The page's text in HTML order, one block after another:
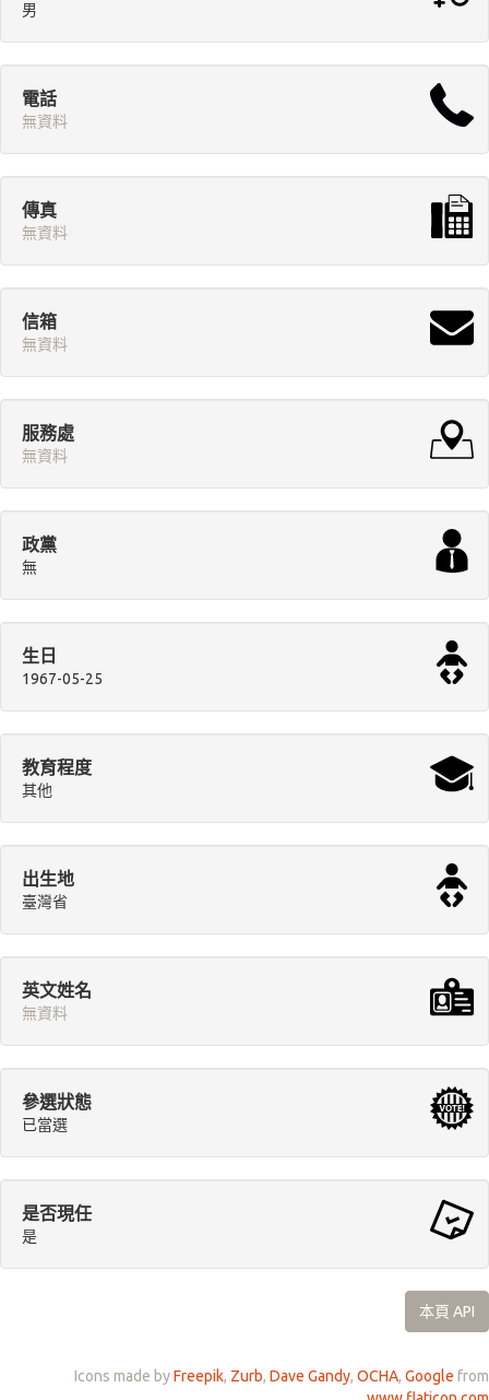
男
電話
無資料
傳真
無資料
信箱
無資料
服務處
無資料
政黨
無
生日
1967-05-25
教育程度
其他
出生地
臺灣省
英文姓名
無資料
參選狀態
已當選
是否現任
是
本頁 API
Icons made byFreepik, Zurb, Dave Gandy, OCHA, Google from